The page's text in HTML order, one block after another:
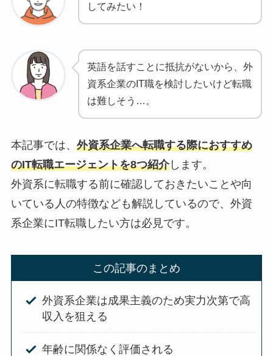
してみたい！
英語を話すことに抵抗がないから、外
資系企業のIT職を検討したいけど転職
は難しそう…。
本記事では、 外資系企業へ転職する際におすすめ
のIT転職エージェントを8つ紹介します。
外資系に転職する前に確認しておきたいことや向
いている人の特徴なども解説しているので、外資
系企業にIT転職したい方は必見です。
この記事のまとめ
外資系企業は成果主義のため実力次第で高
収入を狙える
年齢に関係なく評価される